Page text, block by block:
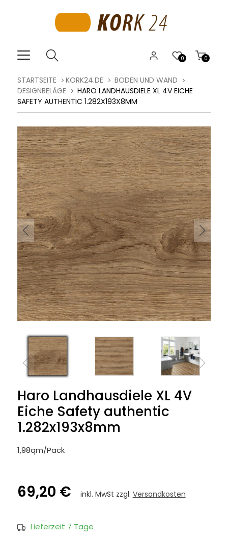
0
0
STARTSEITE KORK24.DE
BODEN UND WAND
DESIGNBELÄGE
HARO LANDHAUSDIELE XL 4V EICHE
SAFETY AUTHENTIC 1.282X193X8MM
Haro Landhausdiele XL 4V
Eiche Safety authentic
1.282x193x8mm
1,98qm/Pack
69,20 € inkl. MwSt zzgl. Versandkosten
Lieferzeit 7 Tage